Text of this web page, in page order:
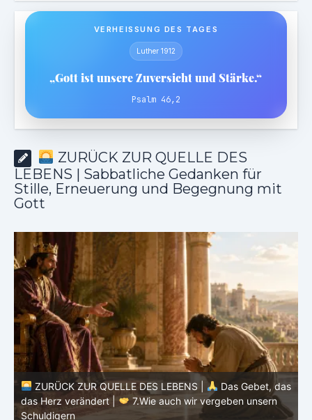
VERHEISSUNG DES TAGES
Luther 1912
„Gott ist unsere Zuversicht und Stärke.“
Psalm 46,2
ZURÜCK ZUR QUELLE DES
LEBENS | Sabbatliche Gedanken für
Stille, Erneuerung und Begegnung mit
Gott
ZURÜCK ZUR QUELLE DES LEBENS |
Das Gebet, das
das Herz verändert |
7.Wie auch wir vergeben unsern
Schuldigern